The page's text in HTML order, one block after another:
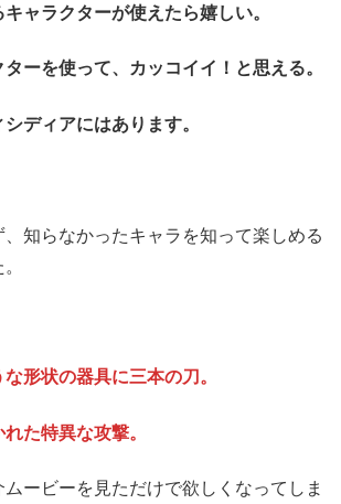
ャラクターが使えたら嬉しい。
ーを使って、カッコイイ！と思える。
ディアにはあります。
知らなかったキャラを知って楽しめる
形状の器具に三本の刀。
た特異な攻撃。
ービーを見ただけで欲しくなってしま